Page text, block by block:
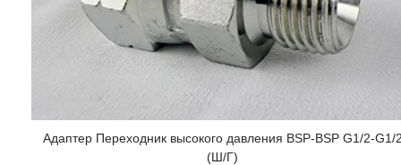
Адаптер Переходник высокого давления BSP-BSP G1/2-G1/
(Ш/Г)